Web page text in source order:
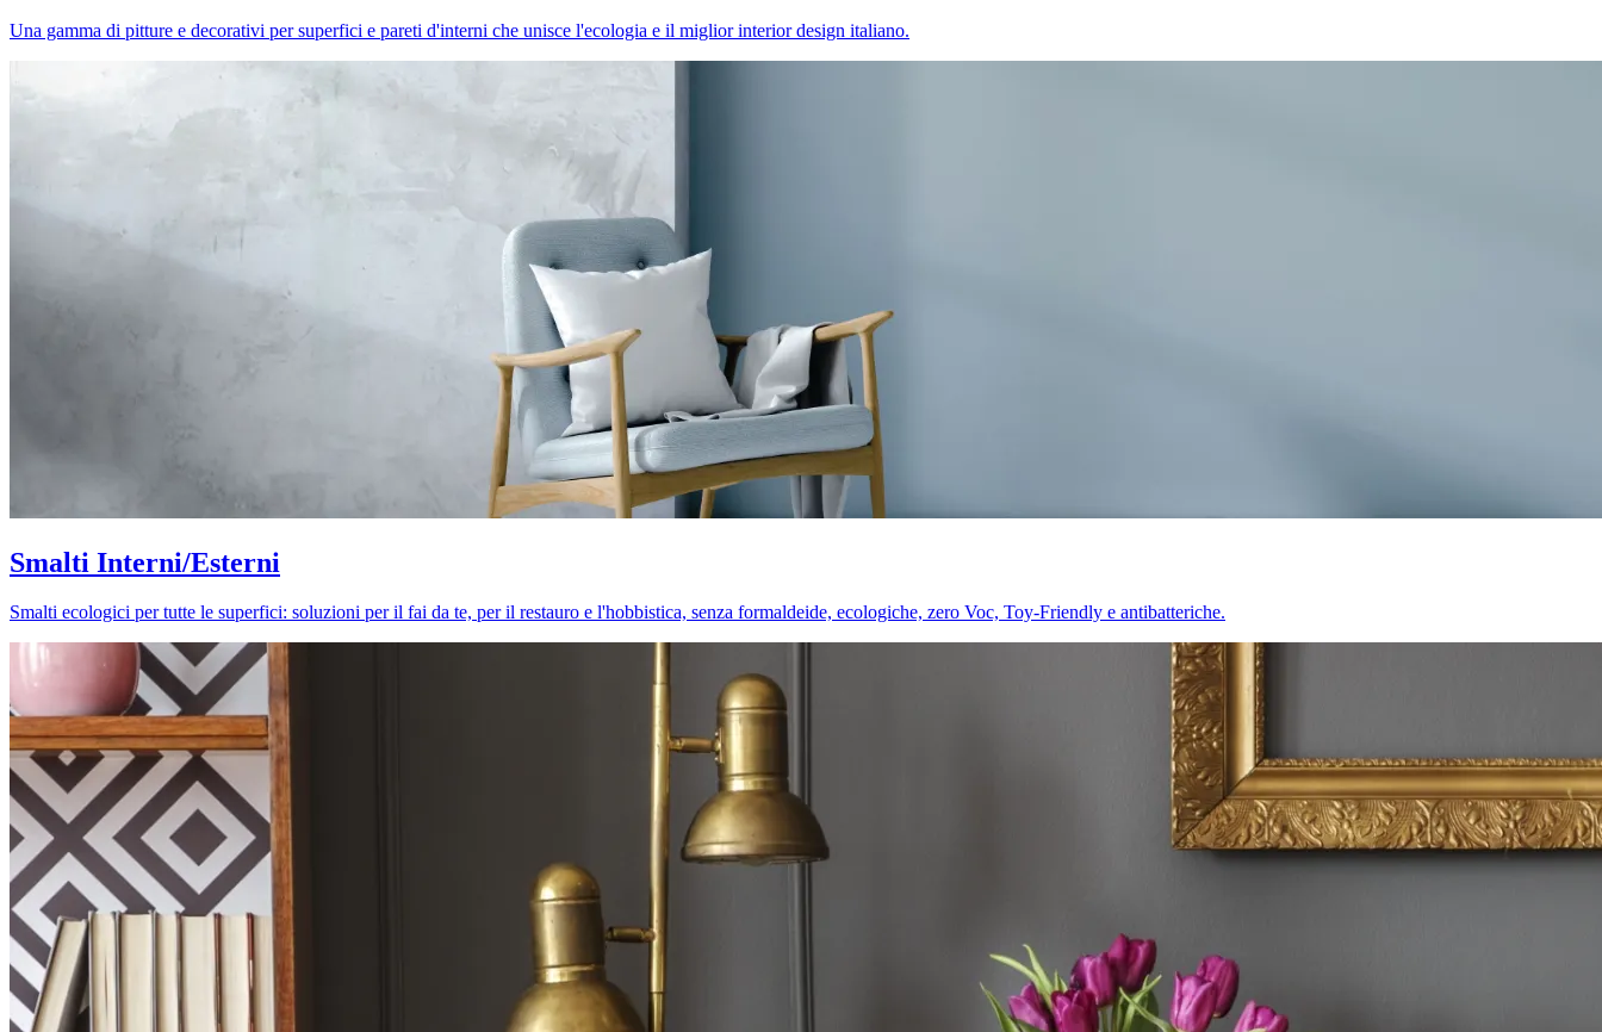
Una gamma di pitture e decorativi per superfici e pareti d'interni che unisce l'ecologia e il miglior interior design italiano.
Smalti Interni/Esterni
Smalti ecologici per tutte le superfici: soluzioni per il fai da te, per il restauro e l'hobbistica, senza formaldeide, ecologiche, zero Voc, Toy-Friendly e antibatteriche.